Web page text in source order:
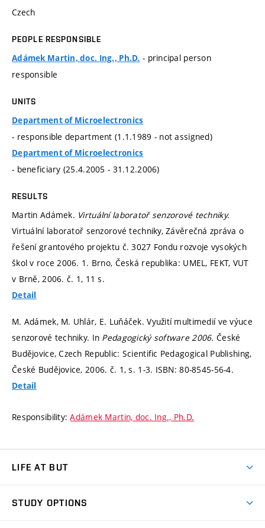
Czech
PEOPLE RESPONSIBLE
Adámek Martin, doc. Ing., Ph.D. - principal person
responsible
UNITS
Department of Microelectronics
- responsible department (1.1.1989 - not assigned)
Department of Microelectronics
- beneficiary (25.4.2005 - 31.12.2006)
RESULTS
Martin Adámek. Virtuální laboratoř senzorové techniky.
Virtuální laboratoř senzorové techniky, Závěrečná zpráva o
řešení grantového projektu č. 3027 Fondu rozvoje vysokých
škol v roce 2006. 1. Brno, Česká republika: UMEL, FEKT, VUT
v Brně, 2006. č. 1, 11 s.
Detail
M. Adámek, M. Uhlár, E. Luňáček. Využití multimedií ve výuce
senzorové techniky. In Pedagogický software 2006.České
Budějovice, Czech Republic: Scientific Pedagogical Publishing,
České Budějovice, 2006. č. 1,s. 1-3. ISBN: 80-8545-56-4.
Detail
Responsibility:Adámek Martin, doc. Ing., Ph.D.
LIFE AT BUT
STUDY OPTIONS